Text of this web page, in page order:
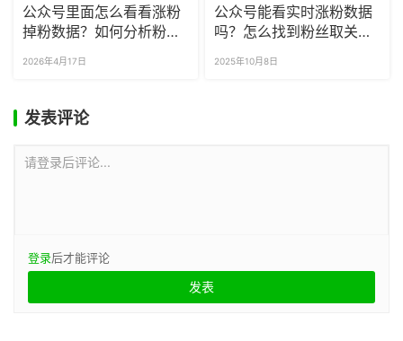
公众号里面怎么看看涨粉
掉粉数据？如何分析粉丝
2026年4月17日
公众号能看实时涨粉数据
吗？怎么找到粉丝取关的
2025年10月8日
发表评论
请登录后评论...
登录后才能评论